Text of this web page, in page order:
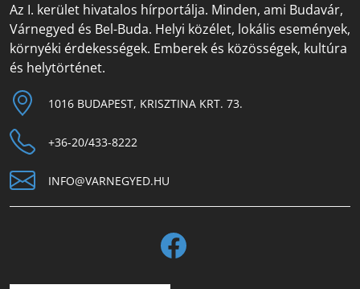
Az I. kerület hivatalos hírportálja. Minden, ami Budavár,
Várnegyed és Bel-Buda. Helyi közélet, lokális események,
környéki érdekességek. Emberek és közösségek, kultúra
és helytörténet.
1016 BUDAPEST, KRISZTINA KRT. 73.
+36-20/433-8222
INFO@VARNEGYED.HU